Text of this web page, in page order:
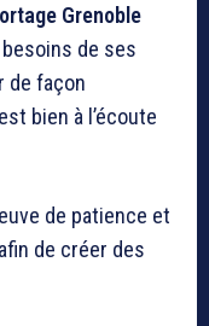
Grenoble
de ses
de façon
bien à l’écoute
de patience et
de créer des